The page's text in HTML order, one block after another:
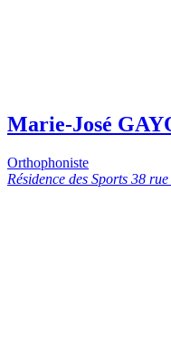
Marie-José
Orthophoniste
Résidence des Sports 38